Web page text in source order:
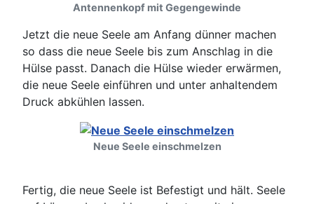
Antennenkopf mit Gegengewinde
Jetzt die neue Seele am Anfang dünner machen
so dass die neue Seele bis zum Anschlag in die
Hülse passt. Danach die Hülse wieder erwärmen,
die neue Seele einführen und unter anhaltendem
Druck abkühlen lassen.
Neue Seele einschmelzen
Fertig, die neue Seele ist Befestigt und hält. Seele